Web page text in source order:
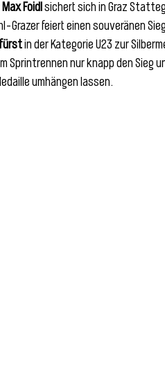
Max Foidl sichert sich in Graz
Grazer feiert einen souveränen
in der Kategorie U23 zur
Sprintrennen nur knapp den Sieg
umhängen lassen.